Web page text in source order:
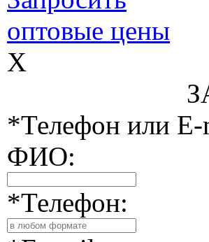
оптовые цены
X
*Телефон или E-
ФИО:
*Телефон: